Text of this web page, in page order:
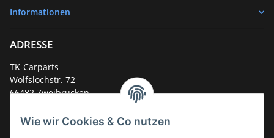
Wie wir Cookies & Co nutzen
Informationen
ADRESSE
TK-Carparts
Wolfslochstr. 72
66482 Zweibrücken
Service-Hotline +49 (0)6332 - 48 58 48